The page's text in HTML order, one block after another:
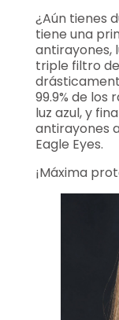
¿Aún tienes
tiene una
antirayones,
triple filtro
99.9% de los
luz azul, y
antirayones
Eagle Eyes.
¡Máxima